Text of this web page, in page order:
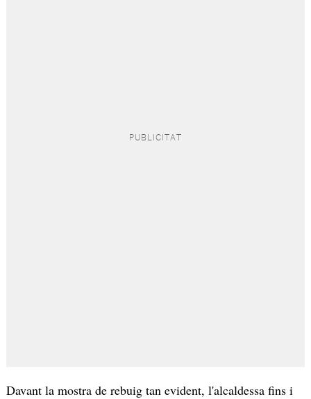
Davant la mostra de rebuig tan evident, l'alcaldessa fins i